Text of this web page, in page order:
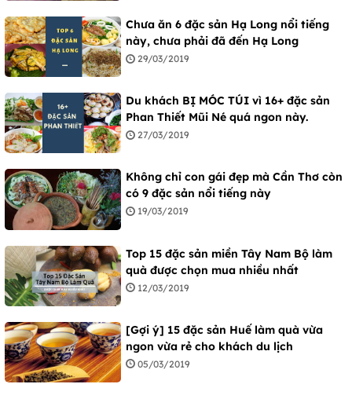
Chưa ăn 6 đặc sản Hạ Long nổi tiếng
này, chưa phải đã đến Hạ Long
29/03/2019
Du khách BỊ MÓC TÚI vì 16+ đặc sản
Phan Thiết Mũi Né quá ngon này.
27/03/2019
Không chỉ con gái đẹp mà Cần Thơ còn
có 9 đặc sản nổi tiếng này
19/03/2019
Top 15 đặc sản miền Tây Nam Bộ làm
quà được chọn mua nhiều nhất
12/03/2019
[Gợi ý] 15 đặc sản Huế làm quà vừa
ngon vừa rẻ cho khách du lịch
05/03/2019